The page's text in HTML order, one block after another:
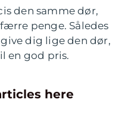
den samme dør,
penge. Således
dig lige den dør,
en god pris.
here